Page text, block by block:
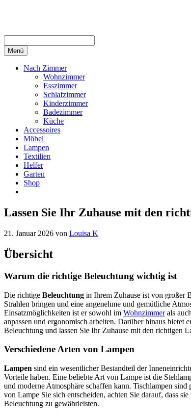
Menü
Nach Zimmer
Wohnzimmer
Esszimmer
Schlafzimmer
Kinderzimmer
Badezimmer
Küche
Accessoires
Möbel
Lampen
Textilien
Helfer
Garten
Shop
Lassen Sie Ihr Zuhause mit den
21. Januar 2026 von Louisa K
Übersicht
Warum die richtige Beleuchtung wichtig ist
Die richtige Beleuchtung in Ihrem Zuhause ist von großer
Strahlen bringen und eine angenehme und gemütliche
Einsatzmöglichkeiten ist er sowohl im Wohnzimmerals
anpassen und ergonomisch arbeiten. Darüber hinaus
Beleuchtung und lassen Sie Ihr Zuhause mit den richtigen
Verschiedene Arten von Lampen
Lampen sind ein wesentlicher Bestandteil der
Vorteile haben. Eine beliebte Art von Lampe ist die
und moderne Atmosphäre schaffen kann. Tischlampen
von Lampe Sie sich entscheiden, achten Sie darauf, dass
Beleuchtung zu gewährleisten.